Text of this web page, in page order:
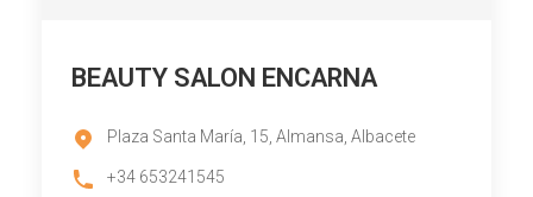
BEAUTY SALON ENCARNA
Plaza Santa María, 15, Almansa, Albacete
+34 653241545